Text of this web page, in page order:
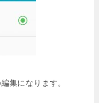
集になります。